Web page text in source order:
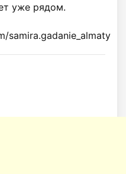
уже рядом.
samira.gadanie_almaty